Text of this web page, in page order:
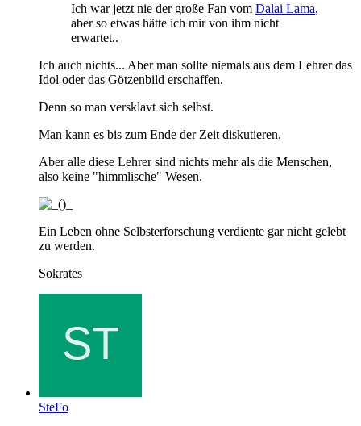
Ich war jetzt nie der große Fan vom Dalai Lama,
aber so etwas hätte ich mir von ihm nicht
erwartet..
Ich auch nichts... Aber man sollte niemals aus dem Lehrer das
Idol oder das Götzenbild erschaffen.
Denn so man versklavt sich selbst.
Man kann es bis zum Ende der Zeit diskutieren.
Aber alle diese Lehrer sind nichts mehr als die Menschen,
also keine "himmlische" Wesen.
Ein Leben ohne Selbsterforschung verdiente gar nicht gelebt
zu werden.
Sokrates
SteFo